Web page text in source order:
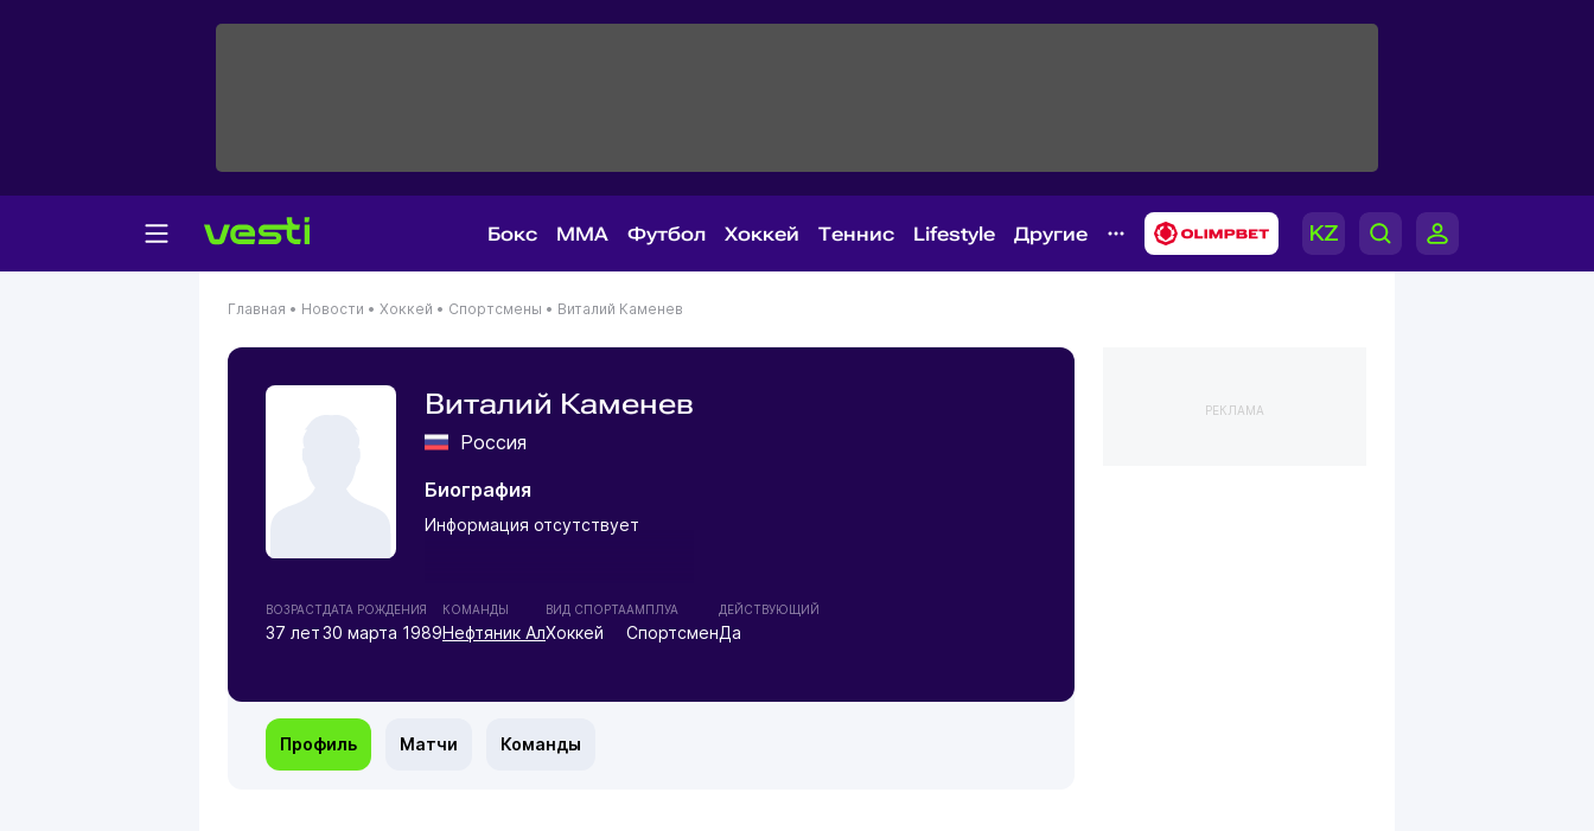
Бокс MMA Футбол Хоккей Теннис Lifestyle Другие
Главная • Новости • Хоккей • Спортсмены • Виталий Каменев
Виталий Каменев
Россия
Биография
Информация отсутствует
ВОЗРАСТ
37 лет
ДАТА РОЖДЕНИЯ
30 марта 1989
КОМАНДЫ
Нефтяник Ал
ВИД СПОРТА
Хоккей
АМПЛУА
Спортсмен
ДЕЙСТВУЮЩИЙ
Да
Профиль Матчи Команды
РЕКЛАМА